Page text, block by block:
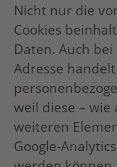
Nicht nur die
Cookies
Daten. Auch
Adresse
weil diese – wie
weiteren
Google-